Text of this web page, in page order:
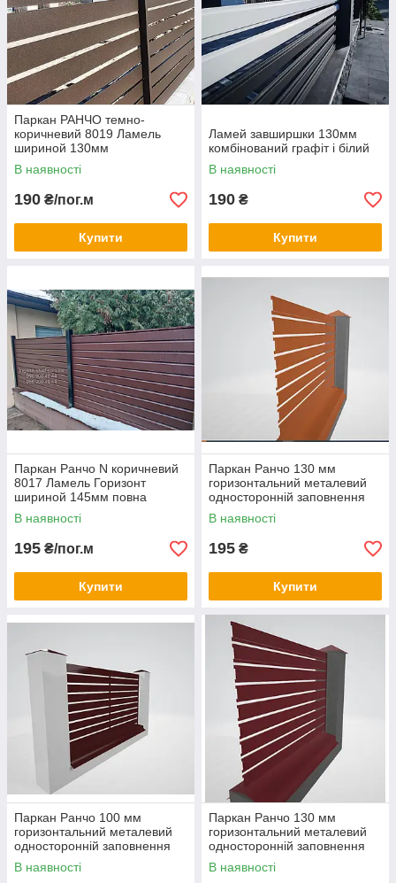
Паркан РАНЧО темно-
коричневий 8019 Ламель
шириной 130мм
В наявності
190 ₴/пог.м
Купити
Ламей завширшки 130мм
комбінований графіт і білий
В наявності
190 ₴
Купити
Паркан Ранчо N коричневий
8017 Ламель Горизонт
шириной 145мм повна
зашивка
В наявності
195 ₴/пог.м
Купити
Паркан Ранчо 130 мм
горизонтальний металевий
односторонній заповнення
8004 таракотовий
В наявності
195 ₴
Купити
Паркан Ранчо 100 мм
горизонтальний металевий
односторонній заповнення
8017 коричневий
В наявності
Паркан Ранчо 130 мм
горизонтальний металевий
односторонній заповнення
3005 червоний "Вишня"
В наявності